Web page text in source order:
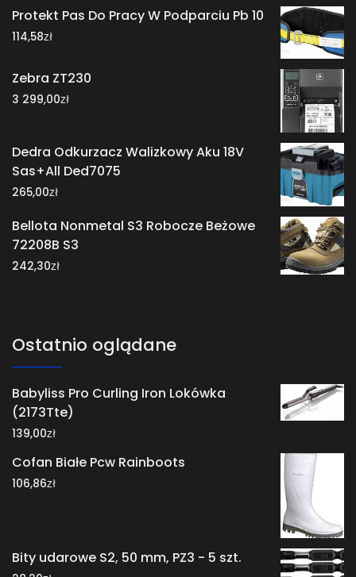
Protekt Pas Do Pracy W Podparciu Pb 10
114,58zł
Zebra ZT230
3 299,00zł
Dedra Odkurzacz Walizkowy Aku 18V
Sas+All Ded7075
265,00zł
Bellota Nonmetal S3 Robocze Beżowe
72208B S3
242,30zł
Ostatnio oglądane
Babyliss Pro Curling Iron Lokówka
(2173Tte)
139,00zł
Cofan Białe Pcw Rainboots
106,86zł
Bity udarowe S2, 50 mm, PZ3 - 5 szt.